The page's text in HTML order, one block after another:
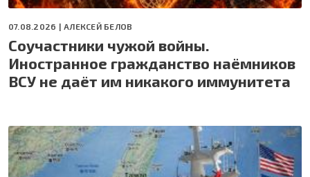
07.08.2026 |АЛЕКСЕЙ БЕЛОВ
Соучастники чужой войны.
Иностранное гражданство наёмников
ВСУ не даёт им никакого иммунитета